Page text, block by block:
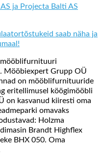
ja Projecta Balti AS
saab näha ja
Mööbiexpert Grupp OÜ
on mööblifurnituuride
eritellimusel köögimööbli
on kasvanud kiiresti oma
omavaks
Holzma
Brandt Highflex
BHX 050. Oma